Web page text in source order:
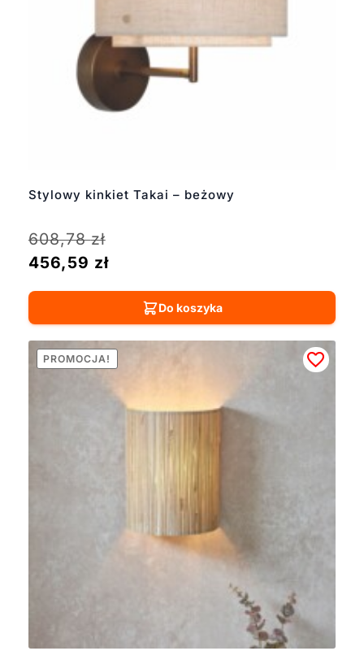
Stylowy kinkiet Takai – beżowy
608,78zł
456,59 zł
Do koszyka
PROMOCJA!